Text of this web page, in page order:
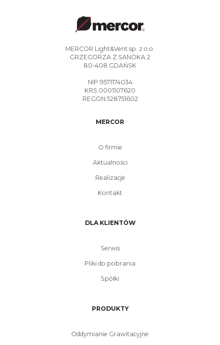
MERCOR Light&Vent sp. z o.o.
GRZEGORZA Z SANOKA 2
80-408 GDAŃSK
NIP:9571174034
KRS:0001107620
REGON:528751602
MERCOR
O firmie
Aktualności
Realizacje
Kontakt
DLA KLIENTÓW
Serwis
Pliki do pobrania
Spółki
PRODUKTY
Oddymianie Grawitacyjne